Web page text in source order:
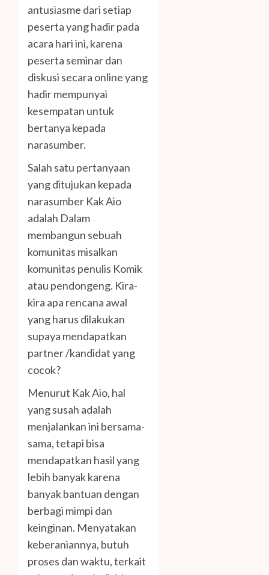
antusiasme dari setiap
peserta yang hadir pada
acara hari ini, karena
peserta seminar dan
diskusi secara online yang
hadir mempunyai
kesempatan untuk
bertanya kepada
narasumber.
Salah satu pertanyaan
yang ditujukan kepada
narasumber Kak Aio
adalah Dalam
membangun sebuah
komunitas misalkan
komunitas penulis Komik
atau pendongeng. Kira-
kira apa rencana awal
yang harus dilakukan
supaya mendapatkan
partner /kandidat yang
cocok?
Menurut Kak Aio, hal
yang susah adalah
menjalankan ini bersama-
sama, tetapi bisa
mendapatkan hasil yang
lebih banyak karena
banyak bantuan dengan
berbagi mimpi dan
keinginan. Menyatakan
keberaniannya, butuh
proses dan waktu, terkait